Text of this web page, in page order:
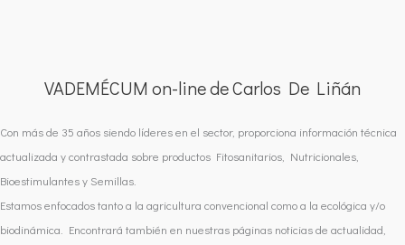
VADEMÉCUM on-line de Carlos De Liñán
Con más de 35 años siendo líderes en el sector, proporciona información técnica
actualizada y contrastada sobre productos Fitosanitarios, Nutricionales,
Bioestimulantes y Semillas.
Estamos enfocados tanto a la agricultura convencional como a la ecológica y/o
biodinámica. Encontrará también en nuestras páginas noticias de actualidad,